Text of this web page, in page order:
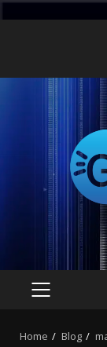
PRIMARY
Home Blog